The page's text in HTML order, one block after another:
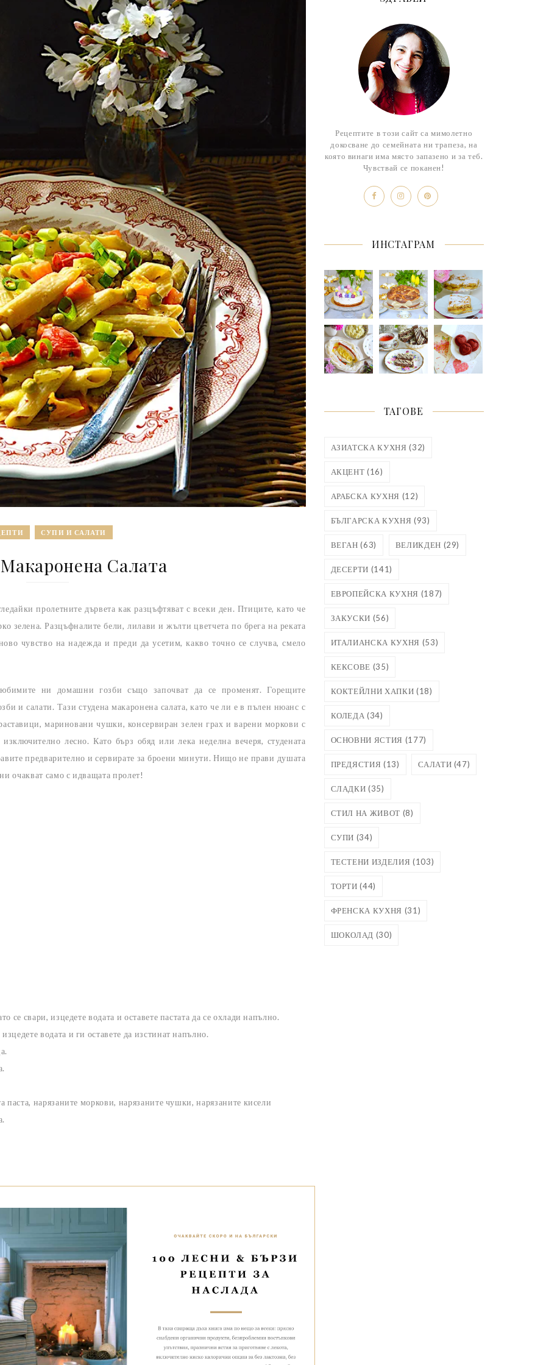
СУПИ И САЛАТИ
Салата
пролетните дървета как разцъфтяват с всеки ден. Птиците, като че
зелена. Разцъфналите бели, лилави и жълти цветчета по брега на реката
чувство на надежда и преди да усетим, какво точно се случва, смело
ни домашни гозби също започват да се променят. Горещите
и салати. Тази студена макаронена салата, като че ли е в пълен нюанс с
мариновани чушки, консервиран зелен грах и варени моркови с
лесно. Като бърз обяд или лека неделна вечеря, студената
предварително и сервирате за броени минути. Нищо не прави душата
очакват само с идващата пролет!
се свари, изцедете водата и оставете пастата да се охлади напълно.
водата и ги оставете да изстинат напълно.
паста, нарязаните моркови, нарязаните чушки, нарязаните кисели
Рецептите в този сайт са мимолетно
докосване до семейната ни трапеза, на
която винаги има място запазено и за теб.
Чувствай се поканен!
ИНСТАГРАМ
ТАГОВЕ
АЗИАТСКА КУХНЯ (32)
АКЦЕНТ (16)
АРАБСКА КУХНЯ (12)
БЪЛГАРСКА КУХНЯ (93)
ВЕГАН (63) ВЕЛИКДЕН (29)
ДЕСЕРТИ (141)
ЕВРОПЕЙСКА КУХНЯ (187)
ЗАКУСКИ (56)
ИТАЛИАНСКА КУХНЯ (53)
КЕКСОВЕ (35)
КОКТЕЙЛНИ ХАПКИ (18)
КОЛЕДА (34)
ОСНОВНИ ЯСТИЯ (177)
ПРЕДЯСТИЯ (13) САЛАТИ (47)
СЛАДКИ (35)
СТИЛ НА ЖИВОТ (8)
СУПИ (34)
ТЕСТЕНИ ИЗДЕЛИЯ (103)
ТОРТИ (44)
ФРЕНСКА КУХНЯ (31)
ШОКОЛАД (30)